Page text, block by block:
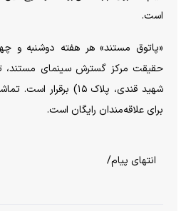
است.
حقیقت مرکز گسترش سینمای مستند،
شهید قندی، پلاک ۱۵)
برای علاقه‌مندان رایگان است.
انتهای پیام/